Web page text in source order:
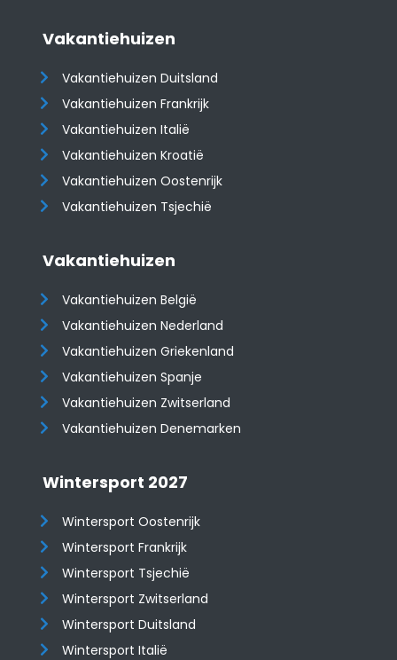
Vakantiehuizen
Vakantiehuizen Duitsland
Vakantiehuizen Frankrijk
Vakantiehuizen Italië
Vakantiehuizen Kroatië
​​​​​​​Vakantiehuizen Oostenrijk
Vakantiehuizen Tsjechië
Vakantiehuizen
Vakantiehuizen België
Vakantiehuizen Nederland
Vakantiehuizen Griekenland
Vakantiehuizen Spanje
​​​​​​​Vakantiehuizen Zwitserland
Vakantiehuizen Denemarken
Wintersport 2027
Wintersport Oostenrijk
Wintersport Frankrijk
Wintersport Tsjechië
Wintersport Zwitserland
Wintersport Duitsland
Wintersport Italië